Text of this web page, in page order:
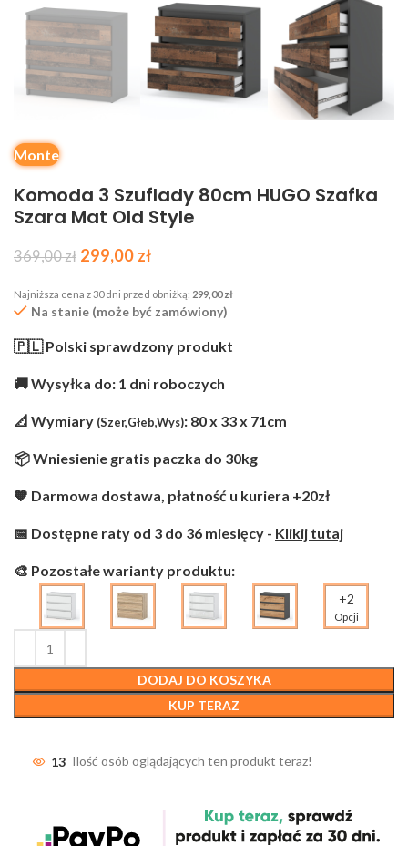
Monte
Komoda 3 Szuflady 80cm HUGO Szafka
Szara Mat Old Style
369,00zł 299,00 zł
Najniższa cena z 30 dni przed obniżką: 299,00zł
Na stanie (może być zamówiony)
🇵🇱 Polski sprawdzony produkt
🚚 Wysyłka do: 1 dni roboczych
📐 Wymiary (Szer,Głeb,Wys): 80 x 33 x 71cm
📦 Wniesienie gratis paczka do 30kg
🧡 Darmowa dostawa, płatność u kuriera +20zł
📅 Dostępne raty od 3 do 36 miesięcy - Klikij tutaj
🎨 Pozostałe warianty produktu:
+2
Opcji
DODAJ DO KOSZYKA
KUP TERAZ
13 Ilość osób oglądających ten produkt teraz!